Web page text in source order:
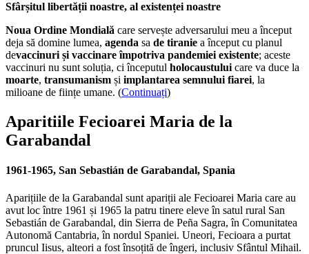
Sfârșitul libertății noastre, al existenței noastre
Noua Ordine Mondială care servește adversarului meu a început
deja să domine lumea, agenda sa de tiranie a început cu planul
devaccinuri și vaccinare împotriva pandemiei existente; aceste
vaccinuri nu sunt soluția, ci începutul holocaustului care va duce la
moarte, transumanism și implantarea semnului fiarei, la
milioane de ființe umane. (Continuați)
Aparitiile Fecioarei Maria de la
Garabandal
1961-1965, San Sebastián de Garabandal, Spania
Aparițiile de la Garabandal sunt apariții ale Fecioarei Maria care au
avut loc între 1961 și 1965 la patru tinere eleve în satul rural San
Sebastián de Garabandal, din Sierra de Peña Sagra, în Comunitatea
Autonomă Cantabria, în nordul Spaniei. Uneori, Fecioara a purtat
pruncul Iisus, alteori a fost însoțită de îngeri, inclusiv Sfântul Mihail.